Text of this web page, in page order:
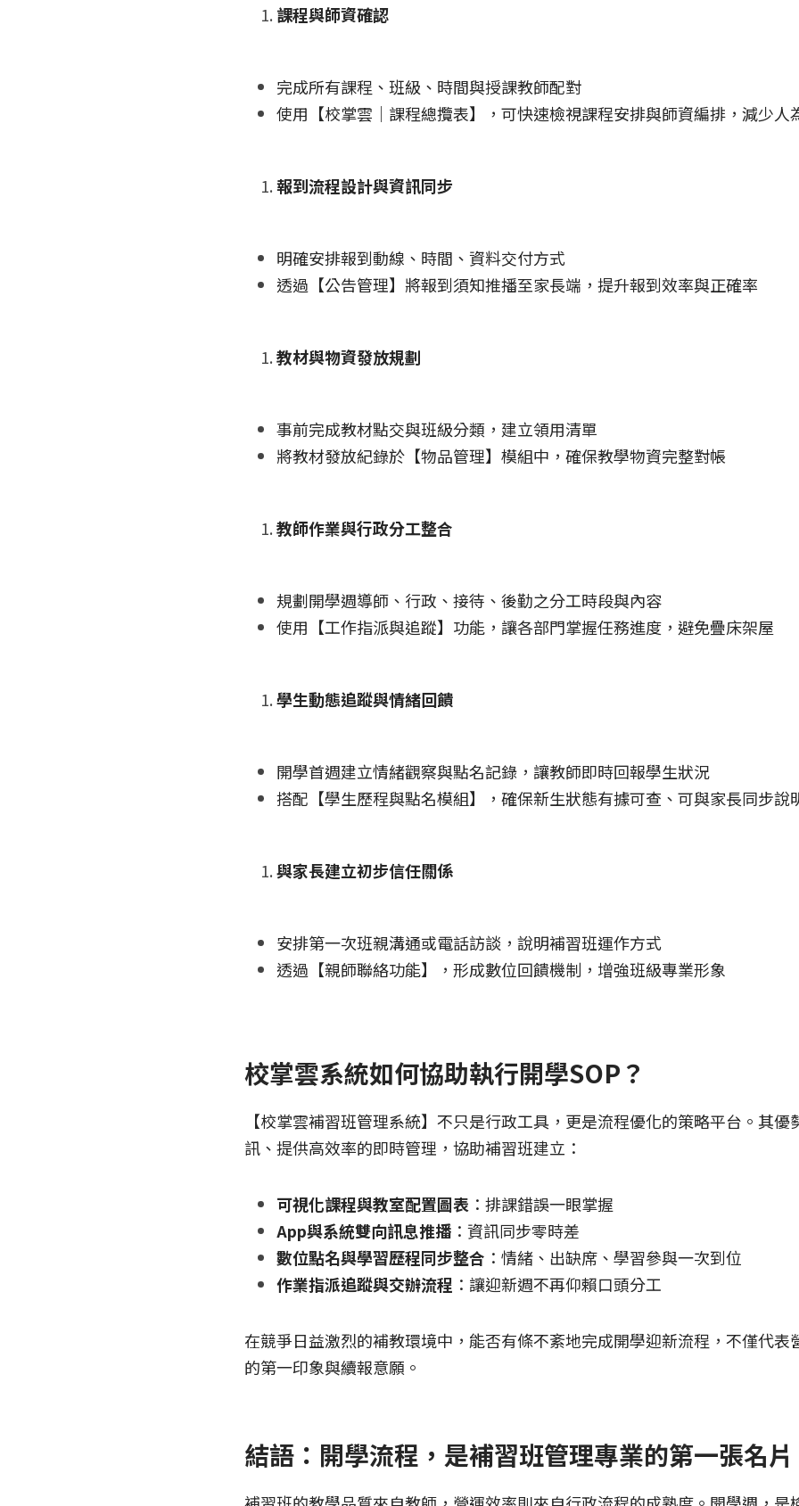
課程與師資確認
完成所有課程、班級、時間與授課教師配對
使用【校掌雲｜課程總攬表】，可快速檢視課程安排與師資編排，減少人
報到流程設計與資訊同步
明確安排報到動線、時間、資料交付方式
透過【公告管理】將報到須知推播至家長端，提升報到效率與正確率
教材與物資發放規劃
事前完成教材點交與班級分類，建立領用清單
將教材發放紀錄於【物品管理】模組中，確保教學物資完整對帳
教師作業與行政分工整合
規劃開學週導師、行政、接待、後勤之分工時段與內容
使用【工作指派與追蹤】功能，讓各部門掌握任務進度，避免疊床架屋
學生動態追蹤與情緒回饋
開學首週建立情緒觀察與點名記錄，讓教師即時回報學生狀況
搭配【學生歷程與點名模組】，確保新生狀態有據可查、可與家長同步說
與家長建立初步信任關係
安排第一次班親溝通或電話訪談，說明補習班運作方式
透過【親師聯絡功能】，形成數位回饋機制，增強班級專業形象
校掌雲系統如何協助執行開學SOP？
【校掌雲補習班管理系統】不只是行政工具，更是流程優化的策略平台。其
訊、提供高效率的即時管理，協助補習班建立：
可視化課程與教室配置圖表 ：排課錯誤一眼掌握
App與系統雙向訊息推播 ：資訊同步零時差
數位點名與學習歷程同步整合 ：情緒、出缺席、學習參與一次到位
作業指派追蹤與交辦流程 ：讓迎新週不再仰賴口頭分工
在競爭日益激烈的補教環境中，能否有條不紊地完成開學迎新流程，不僅代表
的第一印象與續報意願。
結語：開學流程，是補習班管理專業的第一張名片